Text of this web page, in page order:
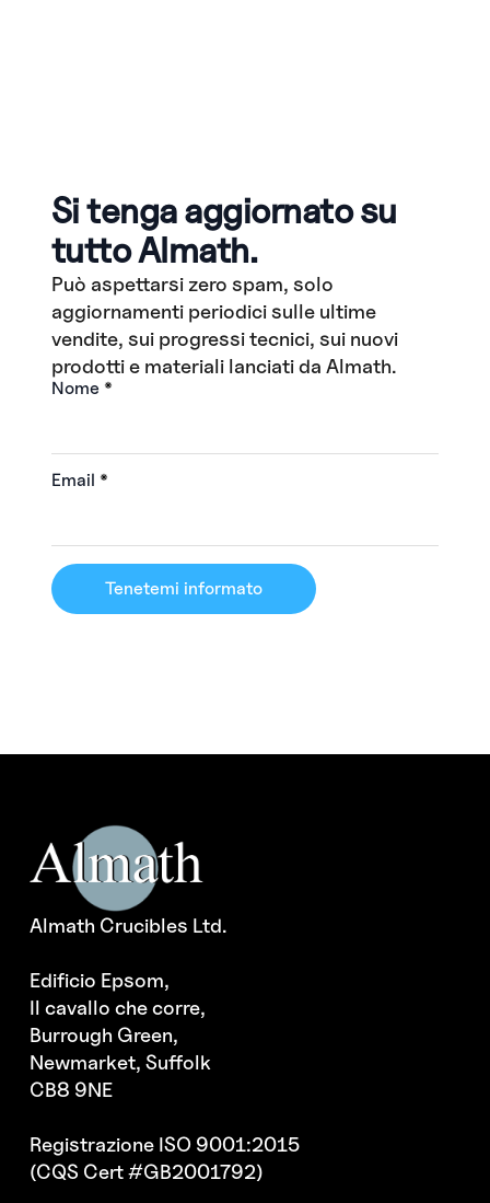
Si tenga aggiornato su
tutto Almath.
Può aspettarsi zero spam, solo
aggiornamenti periodici sulle ultime
vendite, sui progressi tecnici, sui nuovi
prodotti e materiali lanciati da Almath.
Nome *
Email *
Tenetemi informato
Almath Crucibles Ltd.
Edificio Epsom,
Il cavallo che corre,
Burrough Green,
Newmarket, Suffolk
CB8 9NE
Registrazione ISO 9001:2015
(CQS Cert #GB2001792)